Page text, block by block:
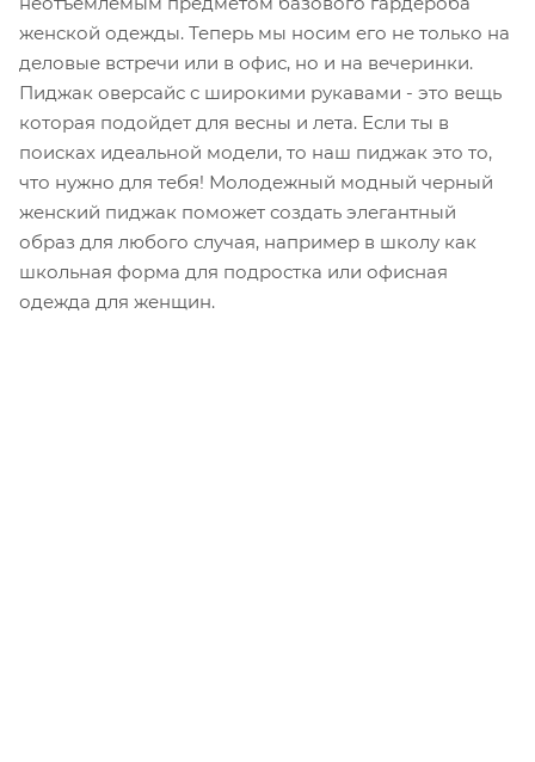
женской одежды. Теперь мы носим его не только на
деловые встречи или в офис, но и на вечеринки.
Пиджак оверсайс с широкими рукавами - это вещь
которая подойдет для весны и лета. Если ты в
поисках идеальной модели, то наш пиджак это то,
что нужно для тебя! Молодежный модный черный
женский пиджак поможет создать элегантный
образ для любого случая, например в школу как
школьная форма для подростка или офисная
одежда для женщин.